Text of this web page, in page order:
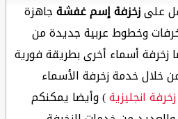
علىزخزفة إسم غفشةجاهزة
وخطوط عربية جديدة من
زخرفة أسماء أخرى بطريقة فورية
خلال خدمة زخرفة الأسماء
زخرفة انجليزية) وأيضا يمكنكم